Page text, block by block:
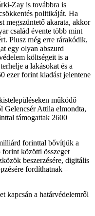
Zay is továbbra is
politikáját. Ha
megszüntető akarata, akkor
család évente több mint
Plusz még erre rárakódik,
egy olyan abszurd
költségeit is a
a lakásokat és a
ezer forint kiadást jelentene
működő
Gelencsér Attila elmondta,
támogattak 2600
forinttal bővítjük a
közötti összeget
beszerzésére, digitális
fordíthatnak –
kapcsán a határvédelemről